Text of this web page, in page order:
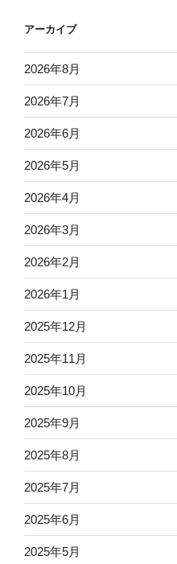
アーカイブ
2026年8月
2026年7月
2026年6月
2026年5月
2026年4月
2026年3月
2026年2月
2026年1月
2025年12月
2025年11月
2025年10月
2025年9月
2025年8月
2025年7月
2025年6月
2025年5月